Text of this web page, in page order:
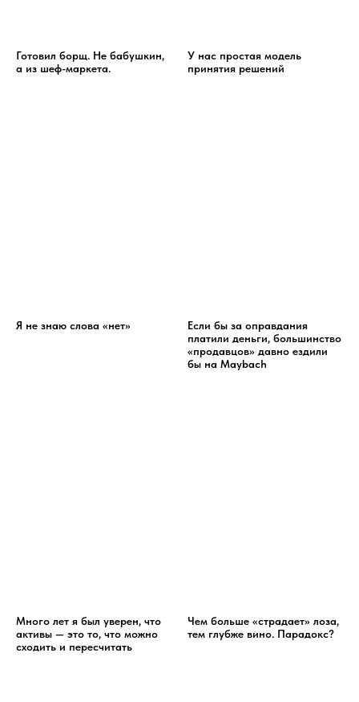
Готовил борщ. Не бабушкин,
а из шеф-маркета.
У нас простая модель
принятия решений
Я не знаю слова «нет»
Если бы за оправдания
платили деньги, большинство
«продавцов» давно ездили
бы на Maybach
Много лет я был уверен, что
активы — это то, что можно
сходить и пересчитать
Чем больше «страдает» лоза,
тем глубже вино. Парадокс?